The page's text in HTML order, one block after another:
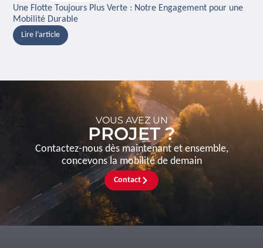
Une Flotte Toujours Plus Verte : Notre Engagement pour une
Mobilité Durable
Lire l’article
VOUS AVEZ UN
PROJET ?
Contactez-nous dès maintenant et ensemble,
concevons la mobilité de demain
Contact